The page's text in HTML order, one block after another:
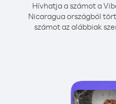
Hívhatja a számot a
Nicaragua országból
számot az alábbiak